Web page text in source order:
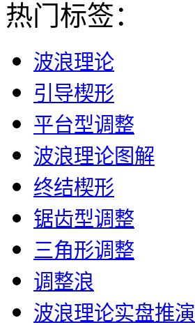
热门标签：
波浪理论
引导楔形
平台型调整
波浪理论图解
终结楔形
锯齿型调整
三角形调整
调整浪
波浪理论实盘推演